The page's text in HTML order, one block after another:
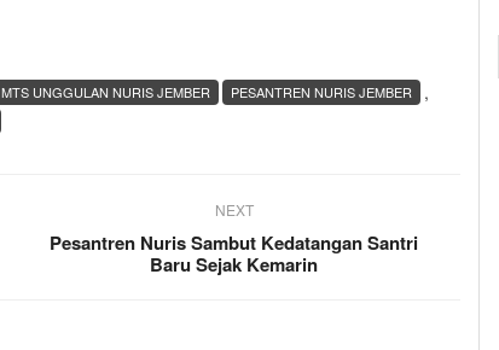
,
MTS UNGGULAN NURIS JEMBER
PESANTREN NURIS JEMBER
NEXT
Pesantren Nuris Sambut Kedatangan Santri
Baru Sejak Kemarin